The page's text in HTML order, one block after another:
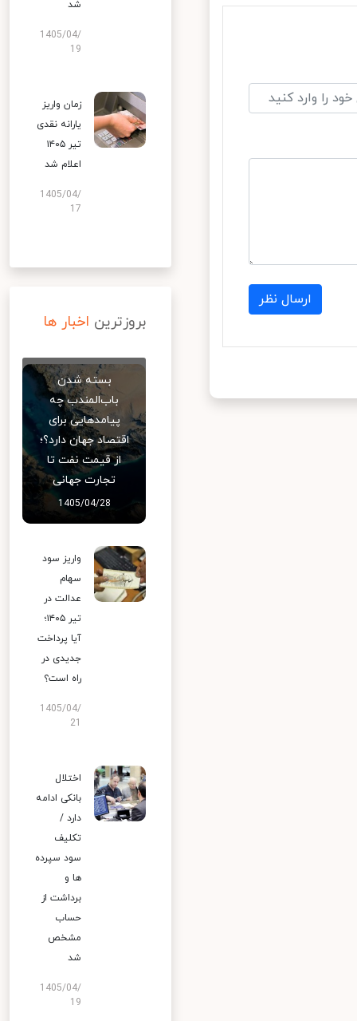
ارسال نظر
شد
1405/04/
19
زمان واریز
یارانه نقدی
تیر ۱۴۰۵
اعلام شد
1405/04/
17
بروزترین اخبار ها
بسته شدن
باب‌المندب چه
پیامدهایی برای
اقتصاد جهان دارد؟؛
از قیمت نفت تا
تجارت جهانی
1405/04/28
واریز سود
سهام
عدالت در
تیر ۱۴۰۵؛
آیا پرداخت
جدیدی در
راه است؟
1405/04/
اختلال
بانکی ادامه
دارد /
تکلیف
سود سپرده
ها و
برداشت از
حساب
مشخص
شد
1405/04/
19